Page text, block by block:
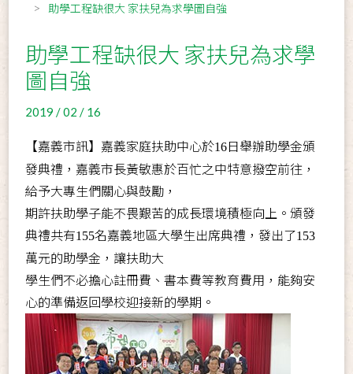
助學工程缺很大 家扶兒為求學圖自強
助學工程缺很大 家扶兒為求學
圖自強
2019 / 02 / 16
【嘉義市訊】嘉義家庭扶助中心於16日舉辦助學金頒
發典禮，嘉義市長黃敏惠於百忙之中特意撥空前往，
給予大專生們關心與鼓勵，
期許扶助學子能不畏艱苦的成長環境積極向上。頒發
典禮共有155名嘉義地區大學生出席典禮，發出了153
萬元的助學金，讓扶助大
學生們不必擔心註冊費、書本費等教育費用，能夠安
心的準備返回學校迎接新的學期。